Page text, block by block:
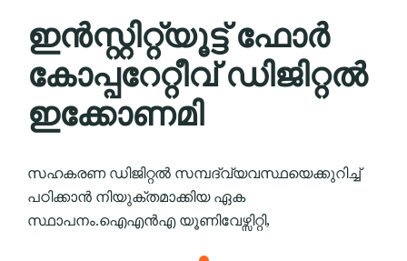
ഇൻസ്റ്റിറ്റ്യൂട്ട് ഫോർ
കോപ്പറേറ്റീവ് ഡിജിറ്റൽ
ഇക്കോണമി
സഹകരണ ഡിജിറ്റൽ സമ്പദ്‌വ്യവസ്ഥയെക്കുറിച്ച്
പഠിക്കാൻ നിയുക്തമാക്കിയ ഏക
സ്ഥാപനം.ഐഎന്‍എ യൂണിവേഴ്സിറ്റി,